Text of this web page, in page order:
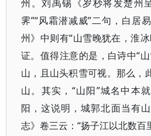
州。刘禹锡《岁杪将发楚州
霁”“风霜潜减威”二句，白居
州》中则有“山雪晚犹在，淮
证。值得注意的是，白诗中“
山，且山头积雪可视。那么，
山。其实，“山阳”城名中本
阳，这说明，城郭北面当有
志》卷三云：“扬子江以北数